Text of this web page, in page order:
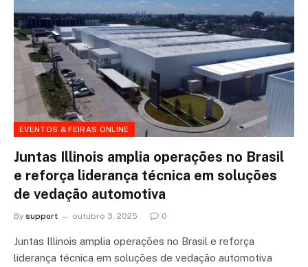
EVENTOS & FEIRAS ONLINE
Juntas Illinois amplia operações no Brasil
e reforça liderança técnica em soluções
de vedação automotiva
By support outubro 3, 2025 0
Juntas Illinois amplia operações no Brasil e reforça
liderança técnica em soluções de vedação automotiva